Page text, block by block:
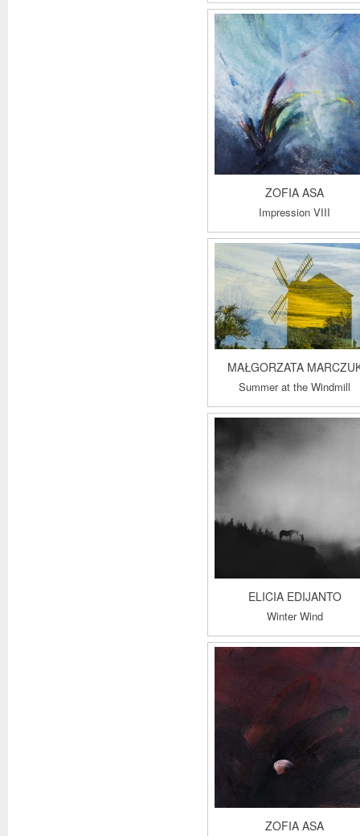
ZOFIA ASA
Impression VIII
MAŁGORZATA
Summer at the Windmill
ELICIA EDIJANTO
Winter Wind
ZOFIA ASA